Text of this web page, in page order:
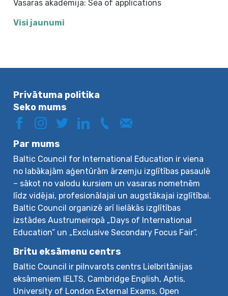
Vasaras akadēmija: Sea of applications
Visi jaunumi
Privātuma politika
Seko mums
Par mums
Baltic Council for International Education ir viena
no labākajām aģentūrām ārzemju izglītības pasaulē
– sākot no valodu kursiem un vasaras nometnēm
līdz vidējai, profesionālajai un augstākajai izglītībai.
Baltic Council organizē arī lielākās izglītības
izstādes Austrumeiropā „Days of International
Education” un „Exclusive Secondary Focus Fair”.
Britu eksāmenu centrs
Baltic Council ir pilnvarots centrs Lielbritānijas
eksāmeniem IELTS, Cambridge English, Aptis,
University of London External Exams, Open